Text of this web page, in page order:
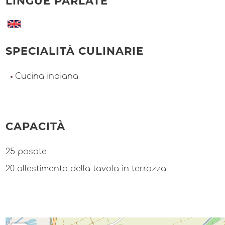
SPECIALITÀ CULINARIE
Cucina indiana
CAPACITÀ
25 posate
20 allestimento della tavola in terrazza